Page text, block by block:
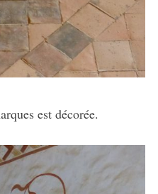
est décorée.